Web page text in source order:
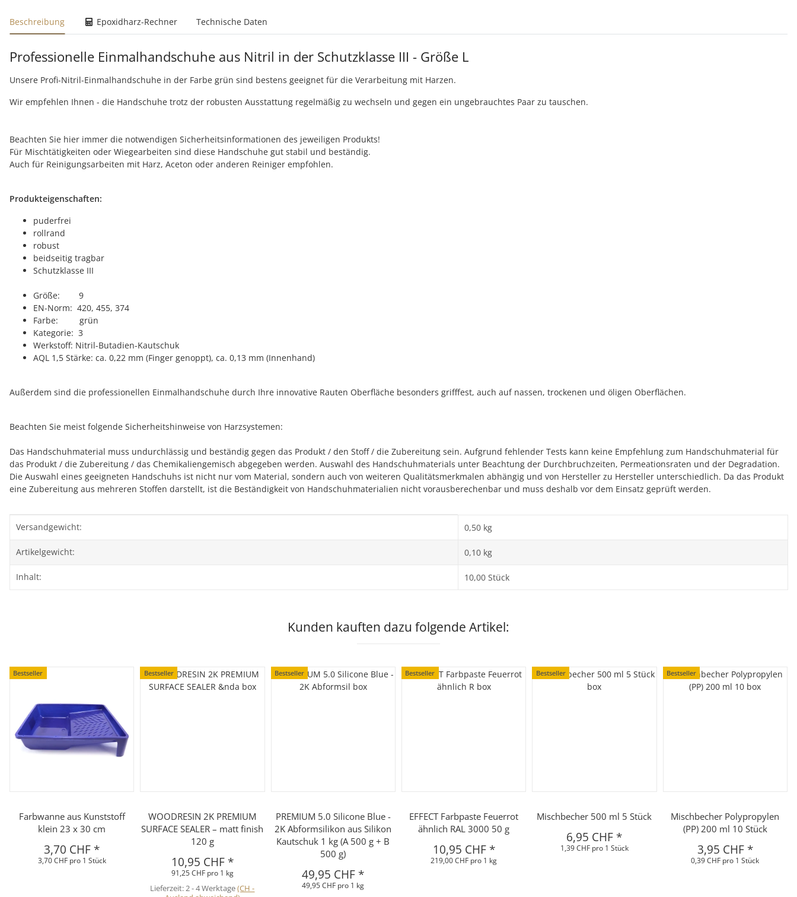
weitere Registerkarten anzeigen
Beschreibung Epoxidharz-Rechner Technische Daten
Professionelle Einmalhandschuhe aus Nitril in der Schutzklasse III - Größe L
Unsere Profi-Nitril-Einmalhandschuhe in der Farbe grün sind bestens geeignet für die Verarbeitung mit Harzen.
Wir empfehlen Ihnen - die Handschuhe trotz der robusten Ausstattung regelmäßig zu wechseln und gegen ein ungebrauchtes Paar zu tauschen.
Beachten Sie hier immer die notwendigen Sicherheitsinformationen des jeweiligen Produkts!
Für Mischtätigkeiten oder Wiegearbeiten sind diese Handschuhe gut stabil und beständig.
Auch für Reinigungsarbeiten mit Harz, Aceton oder anderen Reiniger empfohlen.
Produkteigenschaften:
puderfrei
rollrand
robust
beidseitig tragbar
Schutzklasse III
Größe: 9
EN-Norm: 420, 455, 374
Farbe: grün
Kategorie: 3
Werkstoff: Nitril-Butadien-Kautschuk
AQL 1,5 Stärke: ca. 0,22 mm (Finger genoppt), ca. 0,13 mm (Innenhand)
Außerdem sind die professionellen Einmalhandschuhe durch Ihre innovative Rauten Oberfläche besonders grifffest, auch auf nassen, trockenen und öligen Oberflächen.
Beachten Sie meist folgende Sicherheitshinweise von Harzsystemen:
Das Handschuhmaterial muss undurchlässig und beständig gegen das Produkt / den Stoff / die Zubereitung sein. Aufgrund fehlender Tests kann keine Empfehlung zum Handschuhmaterial für
das Produkt / die Zubereitung / das Chemikaliengemisch abgegeben werden. Auswahl des Handschuhmaterials unter Beachtung der Durchbruchzeiten, Permeationsraten und der Degradation.
Die Auswahl eines geeigneten Handschuhs ist nicht nur vom Material, sondern auch von weiteren Qualitätsmerkmalen abhängig und von Hersteller zu Hersteller unterschiedlich. Da das Produkt
eine Zubereitung aus mehreren Stoffen darstellt, ist die Beständigkeit von Handschuhmaterialien nicht vorausberechenbar und muss deshalb vor dem Einsatz geprüft werden.
Produkteigenschaft
Wert
Versandgewicht: 0,50 kg
Artikelgewicht: 0,10 kg
Inhalt: 10,00 Stück
Kunden kauften dazu folgende Artikel:
Bestseller
Farbwanne aus Kunststoff
klein 23 x 30 cm
3,70 CHF *
3,70 CHF pro 1 Stück
Bestseller
WOODRESIN 2K PREMIUM
SURFACE SEALER – matt finish
120 g
10,95 CHF *
91,25 CHF pro 1 kg
Lieferzeit:2 - 4 Werktage(CH -
Bestseller
PREMIUM 5.0 Silicone Blue -
2K Abformsilikon aus Silikon
Kautschuk 1 kg (A 500 g + B
500 g)
49,95 CHF *
49,95 CHF pro 1 kg
Bestseller
EFFECT Farbpaste Feuerrot
ähnlich RAL 3000 50 g
10,95 CHF *
219,00 CHF pro 1 kg
Bestseller
Mischbecher 500 ml 5 Stück
6,95 CHF *
1,39 CHF pro 1 Stück
Bestseller
Mischbecher Polypropylen
(PP) 200 ml 10 Stück
3,95 CHF *
0,39 CHF pro 1 Stück